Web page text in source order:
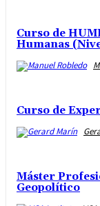
Curso de
Humanas
Curso de
Máster
Geopolítico